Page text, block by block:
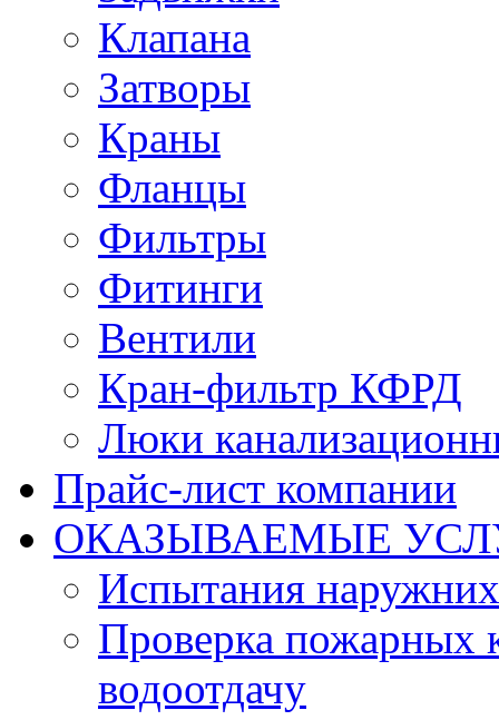
Клапана
Затворы
Краны
Фланцы
Фильтры
Фитинги
Вентили
Кран-фильтр КФРД
Люки
Прайс-лист компании
ОКАЗЫВАЕМЫЕ
Испытания
Проверка пожарных
водоотдачу